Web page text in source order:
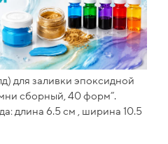
для заливки эпоксидной
сборный, 40 форм”.
длина 6.5 см , ширина 10.5